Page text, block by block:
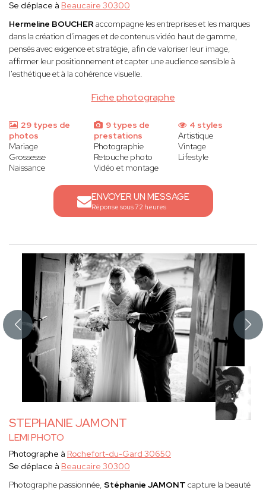
Fiche photographe
Se déplace à Beaucaire 30300
Hermeline BOUCHER accompagne les entreprises et les marques
dans la création d'images et de contenus vidéo haut de gamme,
pensés avec exigence et stratégie, afin de valoriser leur image,
affirmer leur positionnement et capter une audience sensible à
l'esthétique et à la cohérence visuelle.
29 types de
photos
Mariage
Grossesse
Naissance
9 types de
prestations
Photographie
Retouche photo
Vidéo et montage
4 styles
Artistique
Vintage
Lifestyle
ENVOYER UN MESSAGE
Réponse sous 72 heures
STEPHANIE JAMONT
LEMI PHOTO
Photographe à Rochefort-du-Gard 30650
Se déplace à Beaucaire 30300
Photographe passionnée, Stéphanie JAMONT capture la beauté